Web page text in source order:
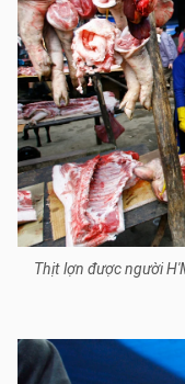
Thịt lợn được người